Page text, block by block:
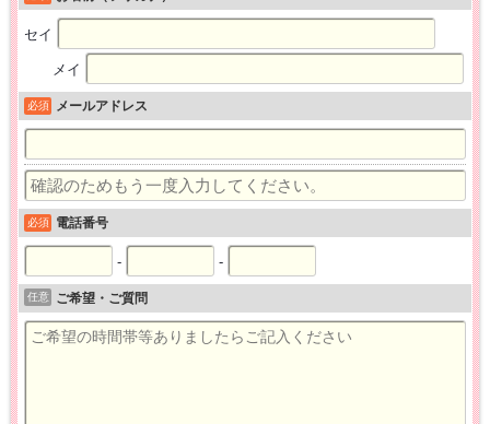
セイ
メイ
必須 メールアドレス
必須 電話番号
- -
任意 ご希望・ご質問